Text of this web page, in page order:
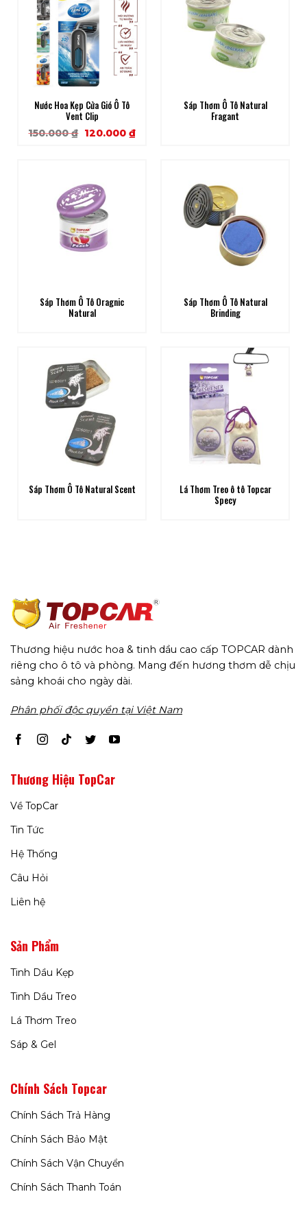
Nước Hoa Kẹp Cửa Gió Ô Tô
Vent Clip
150.000₫ Original
120.000 ₫Current
price
Sáp Thơm Ô Tô Natural
Fragant
Sáp Thơm Ô Tô Oragnic
Natural
Sáp Thơm Ô Tô Natural
Brinding
Sáp Thơm Ô Tô Natural Scent
Lá Thơm Treo ô tô Topcar
Specy
Thương hiệu nước hoa & tinh dầu cao cấp TOPCAR dành
riêng cho ô tô và phòng. Mang đến hương thơm dễ chịu
sảng khoái cho ngày dài.
Phân phối độc quyền tại Việt Nam
Thương Hiệu TopCar
Về TopCar
Tin Tức
Hệ Thống
Câu Hỏi
Liên hệ
Sản Phẩm
Tinh Dầu Kẹp
Tinh Dầu Treo
Lá Thơm Treo
Sáp & Gel
Chính Sách Topcar
Chính Sách Trả Hàng
Chính Sách Bảo Mật
Chính Sách Vận Chuyển
Chính Sách Thanh Toán